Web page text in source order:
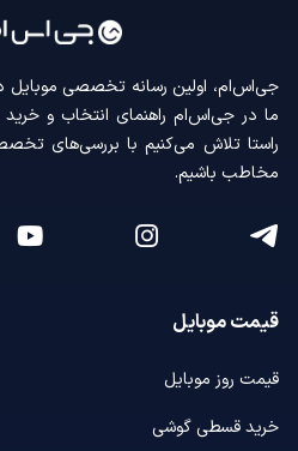
جی‌اس‌ام، اولین رسانه‌ تخصصی
ما در جی‌اس‌ام راهنمای انتخاب و
راستا تلاش می‌کنیم با بررسی‌های
مخاطب باشیم.
قیمت موبایل
قیمت روز موبایل
خرید قسطی گوشی